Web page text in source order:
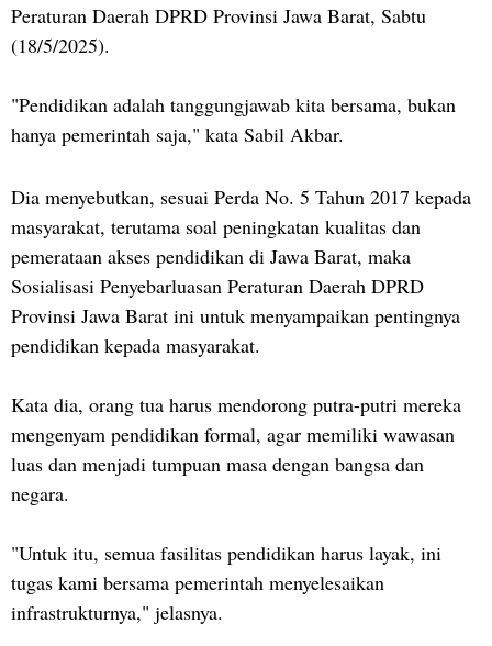
Peraturan Daerah DPRD Provinsi Jawa Barat, Sabtu
(18/5/2025).
"Pendidikan adalah tanggungjawab kita bersama, bukan
hanya pemerintah saja," kata Sabil Akbar.
Dia menyebutkan, sesuai Perda No. 5 Tahun 2017 kepada
masyarakat, terutama soal peningkatan kualitas dan
pemerataan akses pendidikan di Jawa Barat, maka
Sosialisasi Penyebarluasan Peraturan Daerah DPRD
Provinsi Jawa Barat ini untuk menyampaikan pentingnya
pendidikan kepada masyarakat.
Kata dia, orang tua harus mendorong putra-putri mereka
mengenyam pendidikan formal, agar memiliki wawasan
luas dan menjadi tumpuan masa dengan bangsa dan
negara.
"Untuk itu, semua fasilitas pendidikan harus layak, ini
tugas kami bersama pemerintah menyelesaikan
infrastrukturnya," jelasnya.